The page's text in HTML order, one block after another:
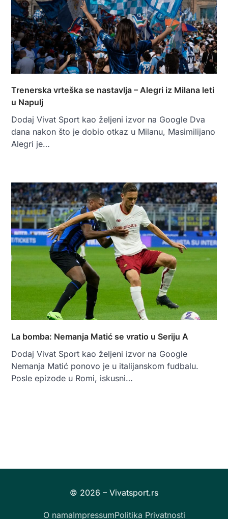
Trenerska vrteška se nastavlja – Alegri iz Milana leti
u Napulj
Dodaj Vivat Sport kao željeni izvor na Google Dva
dana nakon što je dobio otkaz u Milanu, Masimilijano
Alegri je…
La bomba: Nemanja Matić se vratio u Seriju A
Dodaj Vivat Sport kao željeni izvor na Google
Nemanja Matić ponovo je u italijanskom fudbalu.
Posle epizode u Romi, iskusni…
O namaImpressumPolitika Privatnosti